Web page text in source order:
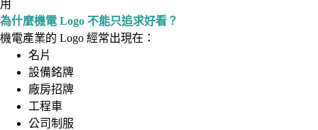
用
為什麼機電 Logo 不能只追求好看？
機電產業的 Logo 經常出現在：
名片
設備銘牌
廠房招牌
工程車
公司制服